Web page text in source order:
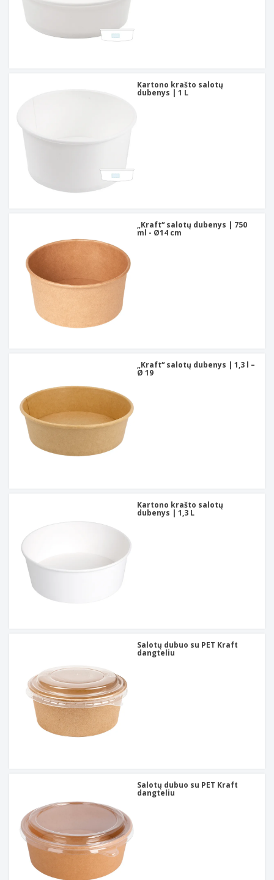
Kartono krašto salotų
dubenys | 1 L
„Kraft“ salotų dubenys | 750
ml - Ø14 cm
„Kraft“ salotų dubenys | 1,3 l –
Ø 19
Kartono krašto salotų
dubenys | 1,3 L
Salotų dubuo su PET Kraft
dangteliu
Salotų dubuo su PET Kraft
dangteliu